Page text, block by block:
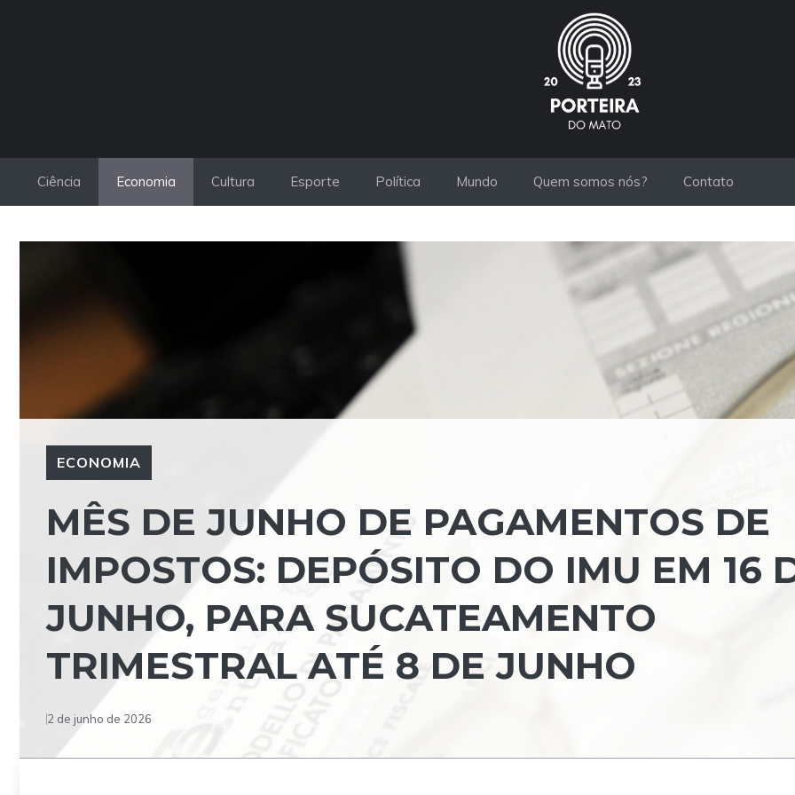
Ciência Economia Cultura Esporte Política Mundo Quem somos nós? Contato
ECONOMIA
MÊS DE JUNHO DE PAGAMENTOS DE
IMPOSTOS: DEPÓSITO DO IMU EM 16
JUNHO, PARA SUCATEAMENTO
TRIMESTRAL ATÉ 8 DE JUNHO
2 de junho de 2026